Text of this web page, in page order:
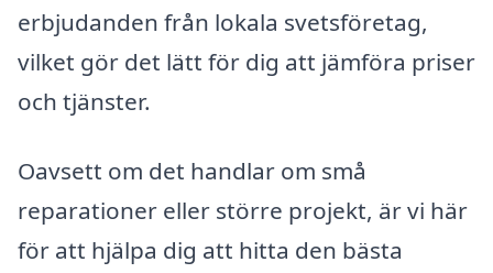
erbjudanden från lokala svetsföretag,
vilket gör det lätt för dig att jämföra priser
och tjänster.
Oavsett om det handlar om små
reparationer eller större projekt, är vi här
för att hjälpa dig att hitta den bästa